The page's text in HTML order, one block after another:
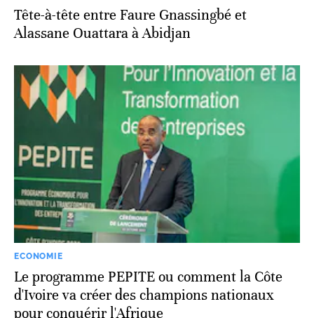
Tête-à-tête entre Faure Gnassingbé et
Alassane Ouattara à Abidjan
ECONOMIE
Le programme PEPITE ou comment la Côte
d'Ivoire va créer des champions nationaux
pour conquérir l'Afrique